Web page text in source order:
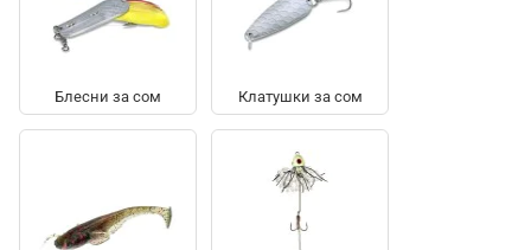
Блесни за сом Клатушки за сом